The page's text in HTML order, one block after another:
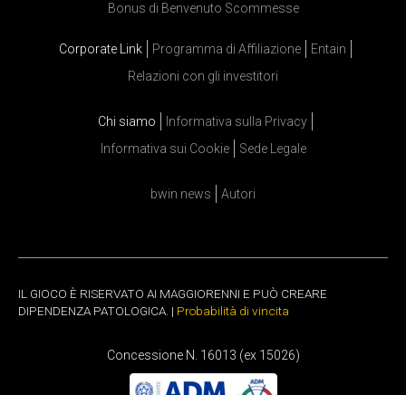
Bonus di Benvenuto Scommesse
Corporate Link Programma di Affiliazione
Entain
Relazioni con gli investitori
Chi siamo
Informativa sulla Privacy
Informativa sui Cookie
Sede Legale
bwin news Autori
IL GIOCO È RISERVATO AI MAGGIORENNI E PUÒ CREARE
DIPENDENZA PATOLOGICA. | Probabilità di vincita
Concessione N. 16013 (ex 15026)